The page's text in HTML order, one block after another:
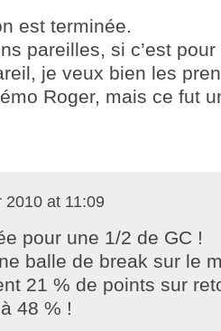
est terminée.
pareilles, si c’est
je veux bien les
Roger, mais ce fut
2010 at 11:09
pour une 1/2 de GC !
balle de break sur le
21 % de points sur
48 % !